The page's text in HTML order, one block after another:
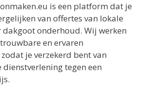
is een platform dat je
van offertes van lokale
dakgoot onderhoud. Wij werken
en ervaren
je verzekerd bent van
tegen een